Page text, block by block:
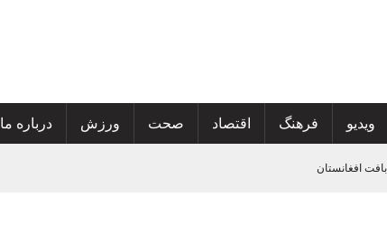
ویدیو فرهنگ اقتصاد صحت ورزش درباره ما
بر گسترش خدمات صحی و محو پولیو